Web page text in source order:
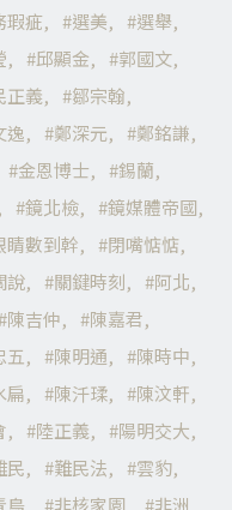
瑕疵 選美
選舉
邱顯金
郭國文
正義
鄒宗翰
逸 鄭深元
鄭銘謙
金恩博士
錫蘭
鏡北檢
鏡媒體帝國
睛數到幹
閉嘴惦惦
說 關鍵時刻
阿北
陳吉仲
陳嘉君
五 陳明通
陳時中
扁 陳汘瑈
陳汶軒
陸正義
陽明交大
民 難民法
雲豹
鳥 非核家園 非洲